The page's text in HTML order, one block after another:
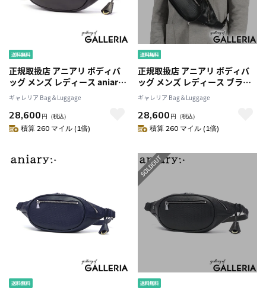
正規取扱店 アニアリ ボディバ
ッグ メンズ レディース aniary
バッグ ウエストバッグ ショル
ダー 斜めがけ 本革 革 レザー き
れいめ おしゃれ ブランド 日本
製 エス-フィルムレザー 33-
ギャレリア Bag＆Luggage
28,600 円 （税込）
積算 260 マイル (1倍)
正規取扱店 アニアリ ボディバ
ッグ メンズ レディース ブラン
ド きれいめ aniary ショルダー
バッグ 本革 コンパクト 軽量 斜
めがけ 大人 レザー 横型 30代 40
代 上品 日本製 ジー-フィルム レ
ギャレリア Bag＆Luggage
28,600 円 （税込）
積算 260 マイル (1倍)